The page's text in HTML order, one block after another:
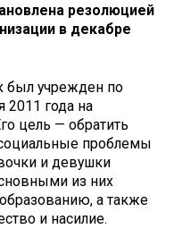
резолюцией
в декабре
был учрежден по
2011 года на
цель — обратить
проблемы
и девушки
из них
образованию, а также
и насилие.